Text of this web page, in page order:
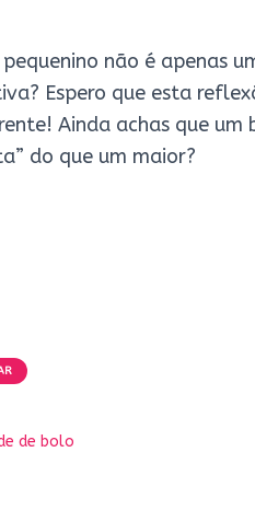
não é apenas
Espero que esta
Ainda achas que um
do que um maior?
de bolo